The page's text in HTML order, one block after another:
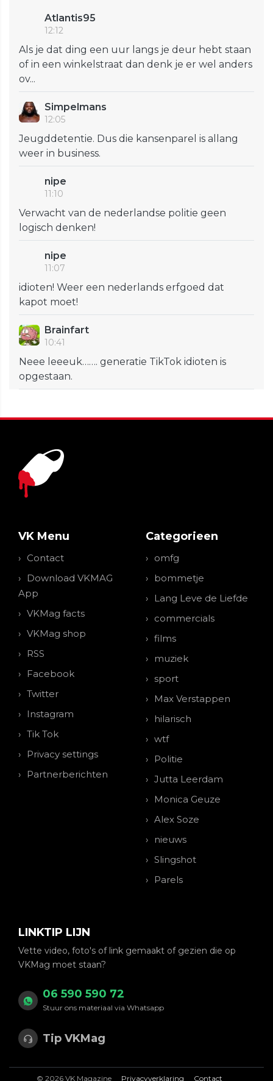
Atlantis95
12:12
Als je dat ding een uur langs je deur hebt staan
of in een winkelstraat dan denk je er wel anders
ov...
Simpelmans
12:05
Jeugddetentie. Dus die kansenparel is allang
weer in business.
nipe
11:10
Verwacht van de nederlandse politie geen
logisch denken!
nipe
11:07
idioten! Weer een nederlands erfgoed dat
kapot moet!
Brainfart
10:41
Neee leeeuk……. generatie TikTok idioten is
opgestaan.
VK Menu
Contact
Download VKMAG
App
VKMag facts
VKMag shop
RSS
Facebook
Twitter
Instagram
Tik Tok
Privacy settings
Partnerberichten
Categorieen
omfg
bommetje
Lang Leve de Liefde
commercials
films
muziek
sport
Max Verstappen
hilarisch
wtf
Politie
Jutta Leerdam
Monica Geuze
Alex Soze
nieuws
Slingshot
Parels
LINKTIP LIJN
Vette video, foto's of link gemaakt of gezien die op
VKMag moet staan?
06 590 590 72
Stuur ons materiaal via Whatsapp
Tip VKMag
© 2026 VK Magazine Privacyverklaring Contact